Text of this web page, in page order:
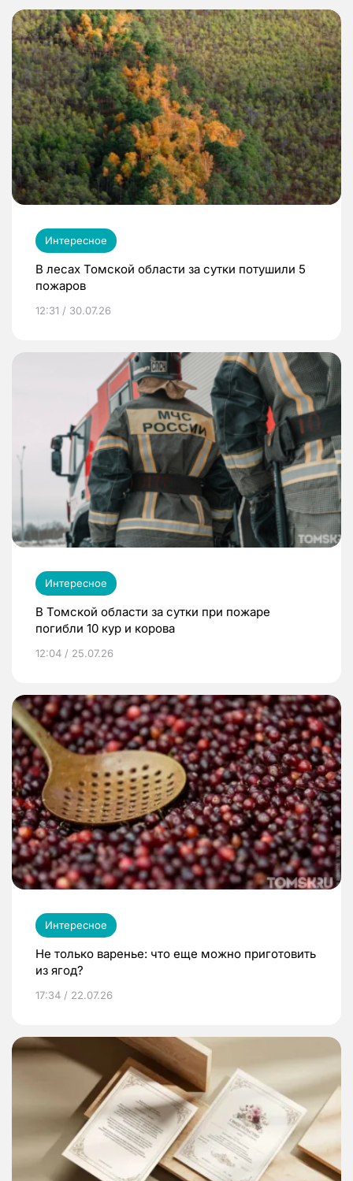
Интересное
В лесах Томской области за сутки потушили 5
пожаров
12:31 / 30.07.26
Интересное
В Томской области за сутки при пожаре
погибли 10 кур и корова
12:04 / 25.07.26
Интересное
Не только варенье: что еще можно приготовить
из ягод?
17:34 / 22.07.26